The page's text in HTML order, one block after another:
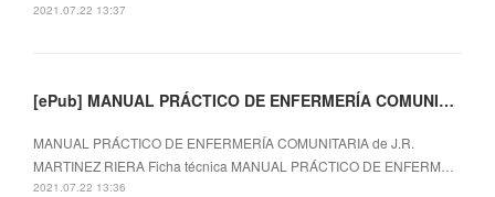
2021.07.22 13:37
[ePub] MANUAL PRÁCTICO DE ENFERMERÍA COMUNITARIA descargar gratis
MANUAL PRÁCTICO DE ENFERMERÍA COMUNITARIA de J.R.
MARTINEZ RIERA Ficha técnica MANUAL PRÁCTICO DE ENFERM…
2021.07.22 13:36